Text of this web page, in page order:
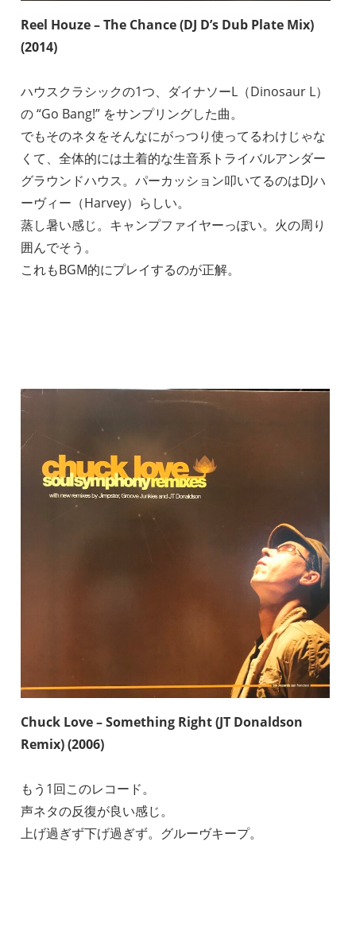
Reel Houze – The Chance (DJ D’s Dub Plate Mix)
(2014)
ハウスクラシックの1つ、ダイナソーL（Dinosaur L）
の “Go Bang!” をサンプリングした曲。
でもそのネタをそんなにがっつり使ってるわけじゃな
くて、全体的には土着的な生音系トライバルアンダー
グラウンドハウス。パーカッション叩いてるのはDJハ
ーヴィー（Harvey）らしい。
蒸し暑い感じ。キャンプファイヤーっぽい。火の周り
囲んでそう。
これもBGM的にプレイするのが正解。
Chuck Love – Something Right (JT Donaldson
Remix) (2006)
もう1回このレコード。
声ネタの反復が良い感じ。
上げ過ぎず下げ過ぎず。グルーヴキープ。